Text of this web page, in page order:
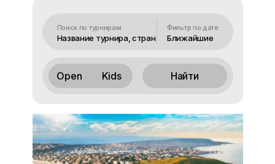
Поиск по турнирам Фильтр по дате
Ближайшие
Open Kids Найти